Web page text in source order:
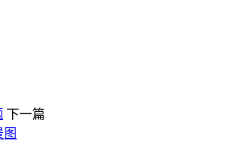
下一篇